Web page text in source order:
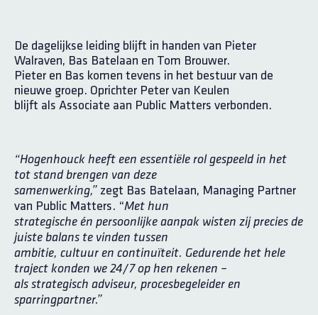
De dagelijkse leiding blijft in handen van Pieter
Walraven, Bas Batelaan en Tom Brouwer.
Pieter en Bas komen tevens in het bestuur van de
nieuwe groep. Oprichter Peter van Keulen
blijft als Associate aan Public Matters verbonden.
“Hogenhouck heeft een essentiële rol gespeeld in het
tot stand brengen van deze
samenwerking,” zegt Bas Batelaan, Managing Partner
van Public Matters. “Met hun
strategische én persoonlijke aanpak wisten zij precies de
juiste balans te vinden tussen
ambitie, cultuur en continuïteit. Gedurende het hele
traject konden we 24/7 op hen rekenen –
als strategisch adviseur, procesbegeleider en
sparringpartner.”